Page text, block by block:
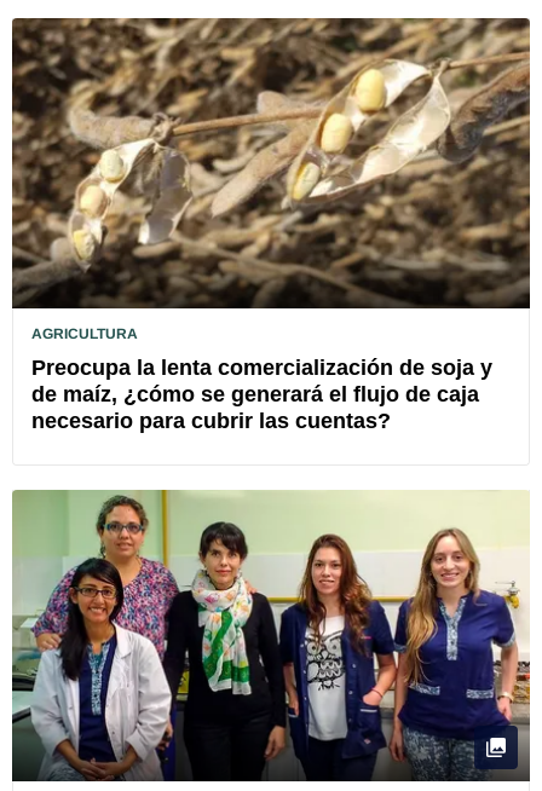
AGRICULTURA
Preocupa la lenta comercialización de soja y
de maíz, ¿cómo se generará el flujo de caja
necesario para cubrir las cuentas?